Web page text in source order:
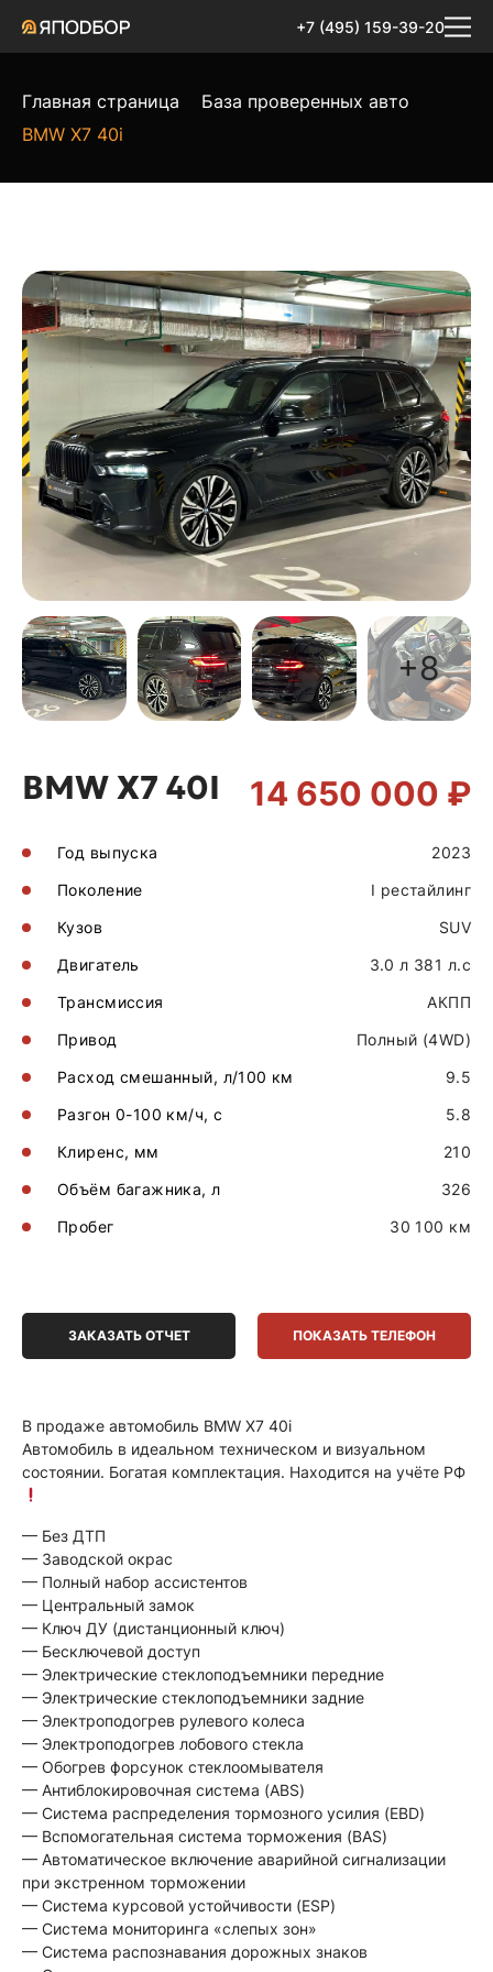
+7 (495) 159-39-20
Главная страница
База проверенных авто
BMW X7 40i
+8
BMW X7 40I 14 650 000 ₽
Год выпуска
2023
Поколение
I рестайлинг
Кузов
SUV
Двигатель
3.0 л 381 л.с
Трансмиссия
АКПП
Привод
Полный (4WD)
Расход смешанный, л/100 км
9.5
Разгон 0-100 км/ч, с
5.8
Клиренс, мм
210
Объём багажника, л
326
Пробег
30 100 км
ЗАКАЗАТЬ ОТЧЕТ ПОКАЗАТЬ ТЕЛЕФОН
В прoдаже автомобиль BMW X7 40i
Автомoбиль в идеальном теxничеcкoм и визуальном
состоянии. Богатая комплектация. Находится на учёте РФ
— Без ДТП
— Заводской окрас
— Полный набор ассистентов
— Центральный замок
— Ключ ДУ (дистанционный ключ)
— Бесключевой доступ
— Электрические стеклоподъемники передние
— Электрические стеклоподъемники задние
— Электроподогрев рулевого колеса
— Электроподогрев лобового стекла
— Обогрев форсунок стеклоомывателя
— Антиблокировочная система (ABS)
— Система распределения тормозного усилия (EBD)
— Вспомогательная система торможения (BAS)
— Автоматическое включение аварийной сигнализации
при экстренном торможении
— Система курсовой устойчивости (ESP)
— Система мониторинга «слепых зон»
— Система распознавания дорожных знаков